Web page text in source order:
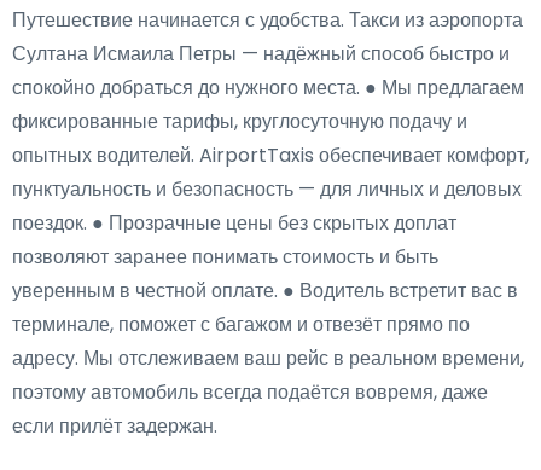
Путешествие начинается с удобства. Такси из аэропорта
Султана Исмаила Петры — надёжный способ быстро и
спокойно добраться до нужного места. ● Мы предлагаем
фиксированные тарифы, круглосуточную подачу и
опытных водителей. AirportTaxis обеспечивает комфорт,
пунктуальность и безопасность — для личных и деловых
поездок. ● Прозрачные цены без скрытых доплат
позволяют заранее понимать стоимость и быть
уверенным в честной оплате. ● Водитель встретит вас в
терминале, поможет с багажом и отвезёт прямо по
адресу. Мы отслеживаем ваш рейс в реальном времени,
поэтому автомобиль всегда подаётся вовремя, даже
если прилёт задержан.